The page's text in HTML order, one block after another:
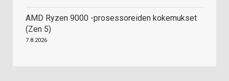
AMD Ryzen 9000 -prosessoreiden kokemukset
(Zen 5)
7.8.2026